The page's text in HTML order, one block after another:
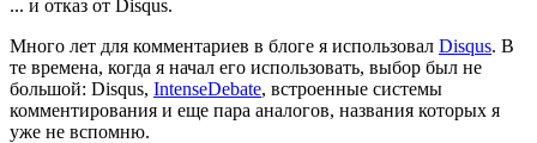
... и отказ от Disqus.
Много лет для комментариев в блоге я использовал Disqus. В
те времена, когда я начал его использовать, выбор был не
большой: Disqus, IntenseDebate, встроенные системы
комментирования и еще пара аналогов, названия которых я
уже не вспомню.